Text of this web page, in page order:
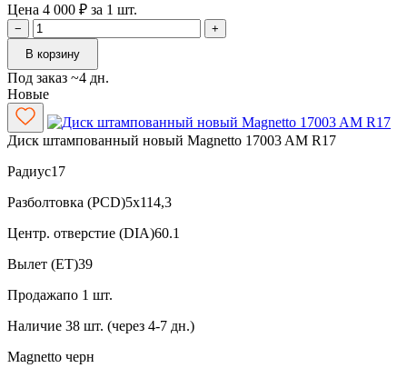
Цена 4 000 ₽ за 1 шт.
−
+
В корзину
Под заказ ~4 дн.
Новые
Диск штампованный новый Magnetto 17003 AM R17
Радиус17
Разболтовка (PCD)5x114,3
Центр. отверстие (DIA)60.1
Вылет (ET)39
Продажапо 1 шт.
Наличие 38 шт. (через 4-7 дн.)
Magnetto черн